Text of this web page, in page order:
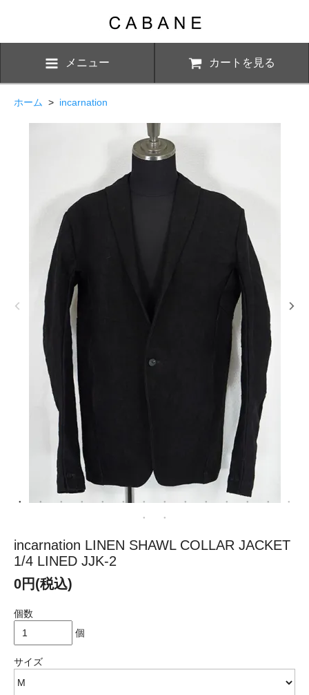
メニュー カートを見る
ホーム > incarnation
incarnation LINEN SHAWL COLLAR JACKET
1/4 LINED JJK-2
0円(税込)
個数
個
サイズ